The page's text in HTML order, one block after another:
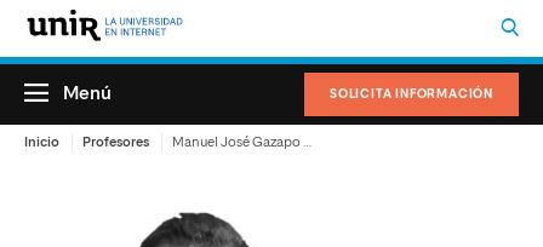
SOLICITA INFORMACIÓN
Menú
Inicio Profesores